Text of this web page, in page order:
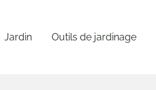
Jardin Outils de jardinage